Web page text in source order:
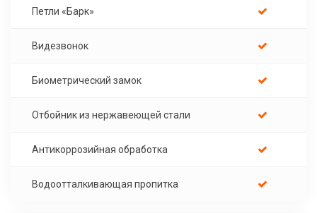
Петли «Барк»
Видезвонок
Биометрический замок
Отбойник из нержавеющей стали
Антикоррозийная обработка
Водоотталкивающая пропитка